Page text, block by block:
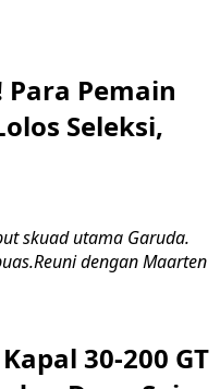
Pemain
Seleksi,
skuad utama Garuda.
dengan Maarten
30-200 GT